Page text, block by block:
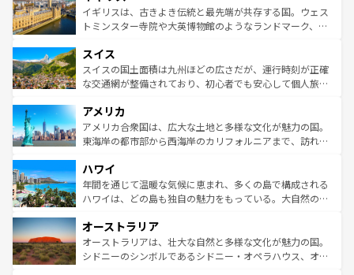
香り高いラベンダー畑など、多彩な楽しみ方が可能だ。さ
らに、パリ以外の地域にも魅力が溢れており、どの街角に
れる地方に足を運ぶとそれぞれで全く異なる文化を体験で
きるだろう。 なお、新着のフランス情報はコンテンツ一覧
を参照してほしい。
ルリンの文化的活気、バイエルン州のアルプスの絶景、そ
してライン川沿いのワイン畑といった風景は必見。ビール
は、お酒好きな人にはぜひ体験してほしい。 なお、新着の
ドイツ情報はコンテンツ一覧を参照してほしい。
イギリスは、古きよき伝統と最先端が共存する国。ウェス
トミンスター寺院や大英博物館のようなランドマーク、歴
リアごとに異なる魅力がある。また、優雅なアフタヌーン
ティー、ビール好きにはたまらない英国パブ、サッカー観
戦など、本場だからこそできる体験も豊富。イギリスを旅
ンツ一覧を参照してほしい。
スイス
スイスの国土面積は九州ほどの広さだが、運行時刻が正確
な交通網が整備されており、初心者でも安心して個人旅行
の建物がそのまま残る町や、スイスならではのユニークな
博物館もあり、アルプス観光だけでなく町歩きも満喫する
ことができる。国民の所得が高いため物価も高いが、旅行
ば市内交通費無料で観光を楽しむこともできる。 なお、新
着のスイス情報はコンテンツ一覧 を参照してほしい。
アメリカ
アメリカ合衆国は、広大な土地と多様な文化が魅力の国。
東海岸の都市部から西海岸のカリフォルニアまで、訪れる
のような巨大都市は、観光、ショッピング、エンターテイ
ンメントが詰まった刺激的なスポットだ。一方、アメリカ
西部には大自然が広がり、グランドキャニオンやイエロー
部のニューオーリンズでは、音楽と美食が融合した独特の
文化が魅力。旅行者はアメリカの各地域で異なる魅力を楽
しみながら、その多様性と豊かな歴史を感じることができ
ハワイ
年間を通じて温暖な気候に恵まれ、多くの島で構成される
ハワイは、どの島も独自の魅力をもっている。大自然の神
ワイ島は見逃せない。また、定番の観光地といえばオアフ
島だが、静かな自然を求めるならマウイ島やカウアイ島が
おすすめ。エメラルドグリーンに輝く海をはじめ、豊かな
オーストラリア
オーストラリアは、壮大な自然と多様な文化が魅力の国。
シドニーのシンボルであるシドニー・オペラハウス、オー